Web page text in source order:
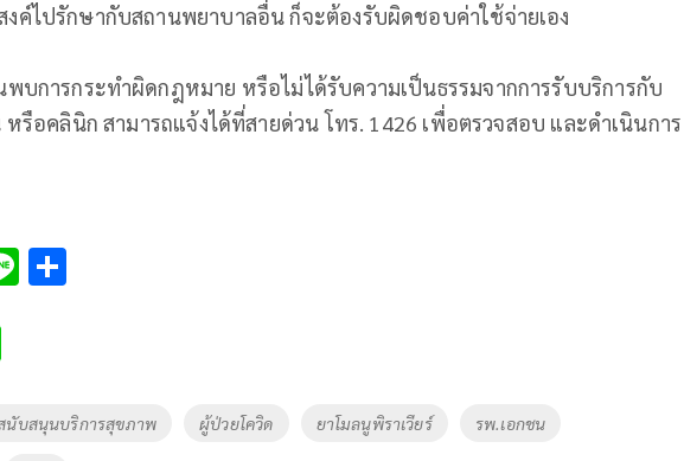
ค์ไปรักษากับสถานพยาบาลอื่น ก็จะต้องรับผิดชอบค่าใช้จ่ายเอง
บการกระทำผิดกฎหมาย หรือไม่ได้รับความเป็นธรรมจากการรับบริการกับ
รือคลินิก สามารถแจ้งได้ที่สายด่วน โทร. 1426 เพื่อตรวจสอบ และดำเนินการ
Li
นับสนุนบริการสุขภาพ ผู้ป่วยโควิด ยาโมลนูพิราเวียร์ รพ.เอกชน